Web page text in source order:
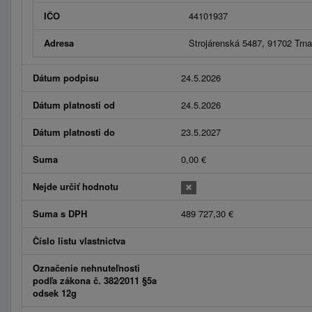
IČO 44101937
Adresa Strojárenská 5487, 91702
Dátum podpisu 24.5.2026
Dátum platnosti od 24.5.2026
Dátum platnosti do 23.5.2027
Suma 0,00 €
Nejde určiť hodnotu
Suma s DPH 489 727,30 €
Číslo listu vlastnictva
Označenie nehnuteľnosti
podľa zákona č. 382⁄2011 §5a
odsek 12g